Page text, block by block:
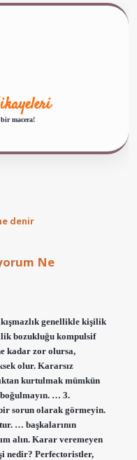
macera!
denir
Ne
genellikle kişilik
bozukluğu kompulsif
kadar zor olursa,
olur. Kararsız
kurtulmak mümkün
… 3.
sorun olarak görmeyin.
… başkalarının
alın. Karar veremeyen
nedir? Perfectoristler,